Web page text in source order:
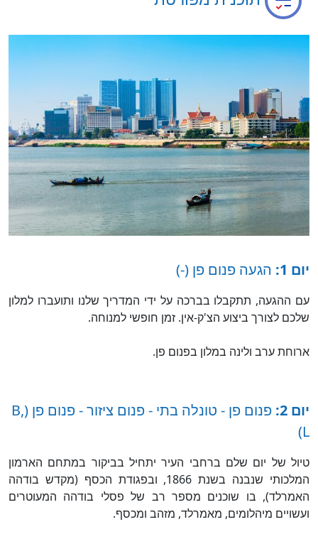
יום 1: הגעה פנום פן (-)
עם ההגעה, תתקבלו בברכה על ידי המדריך שלנו ותועברו למלון
שלכם לצורך ביצוע הצ'ק-אין. זמן חופשי למנוחה.
ארוחת ערב ולינה במלון בפנום פן.
יום 2:
פנום פן - טונלה בתי - פנום ציזור - פנום פן (B,
L)
טיול של יום שלם ברחבי העיר יתחיל בביקור במתחם הארמון
המלכותי שנבנה בשנת 1866, ובפגודת הכסף (מקדש בודהה
האמרלד), בו שוכנים מספר רב של פסלי בודהה המעוטרים
ועשויים מיהלומים, מאמרלד, מזהב ומכסף.